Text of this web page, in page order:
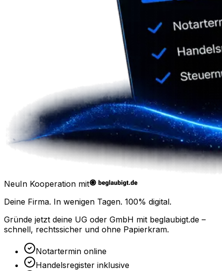
NeuIn Kooperation mit
Deine Firma. In wenigen Tagen. 100% digital.
Gründe jetzt deine UG oder GmbH mit beglaubigt.de –
schnell, rechtssicher und ohne Papierkram.
Notartermin online
Handelsregister inklusive